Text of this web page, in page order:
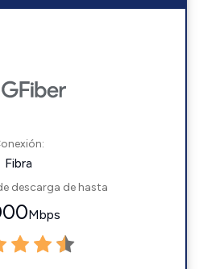
Fibra
descarga de hasta
Mbps